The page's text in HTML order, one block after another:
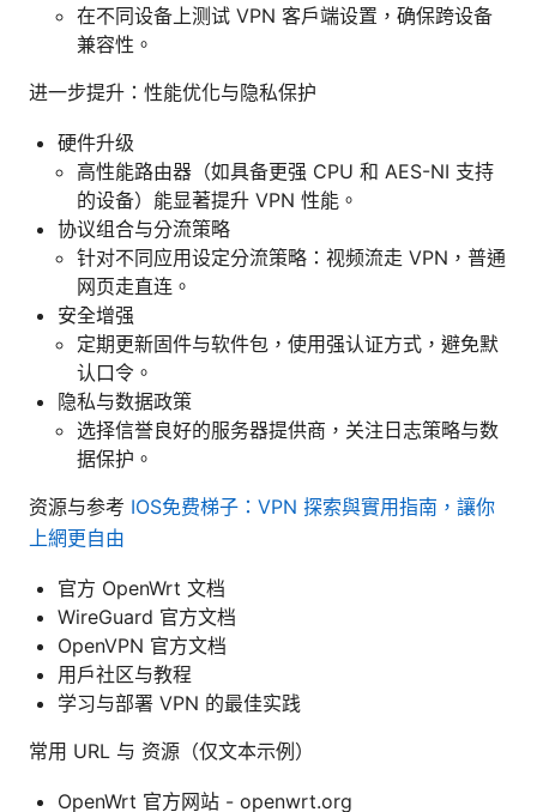
在不同设备上测试 VPN 客户端设置，确保跨设备
兼容性。
进一步提升：性能优化与隐私保护
硬件升级
高性能路由器（如具备更强 CPU 和 AES-NI 支持
的设备）能显著提升 VPN 性能。
协议组合与分流策略
针对不同应用设定分流策略：视频流走 VPN，普通
网页走直连。
安全增强
定期更新固件与软件包，使用强认证方式，避免默
认口令。
隐私与数据政策
选择信誉良好的服务器提供商，关注日志策略与数
据保护。
资源与参考 IOS免费梯子：VPN 探索與實用指南，讓你
上網更自由
官方 OpenWrt 文档
WireGuard 官方文档
OpenVPN 官方文档
用户社区与教程
学习与部署 VPN 的最佳实践
常用 URL 与 资源（仅文本示例）
OpenWrt 官方网站 - openwrt.org